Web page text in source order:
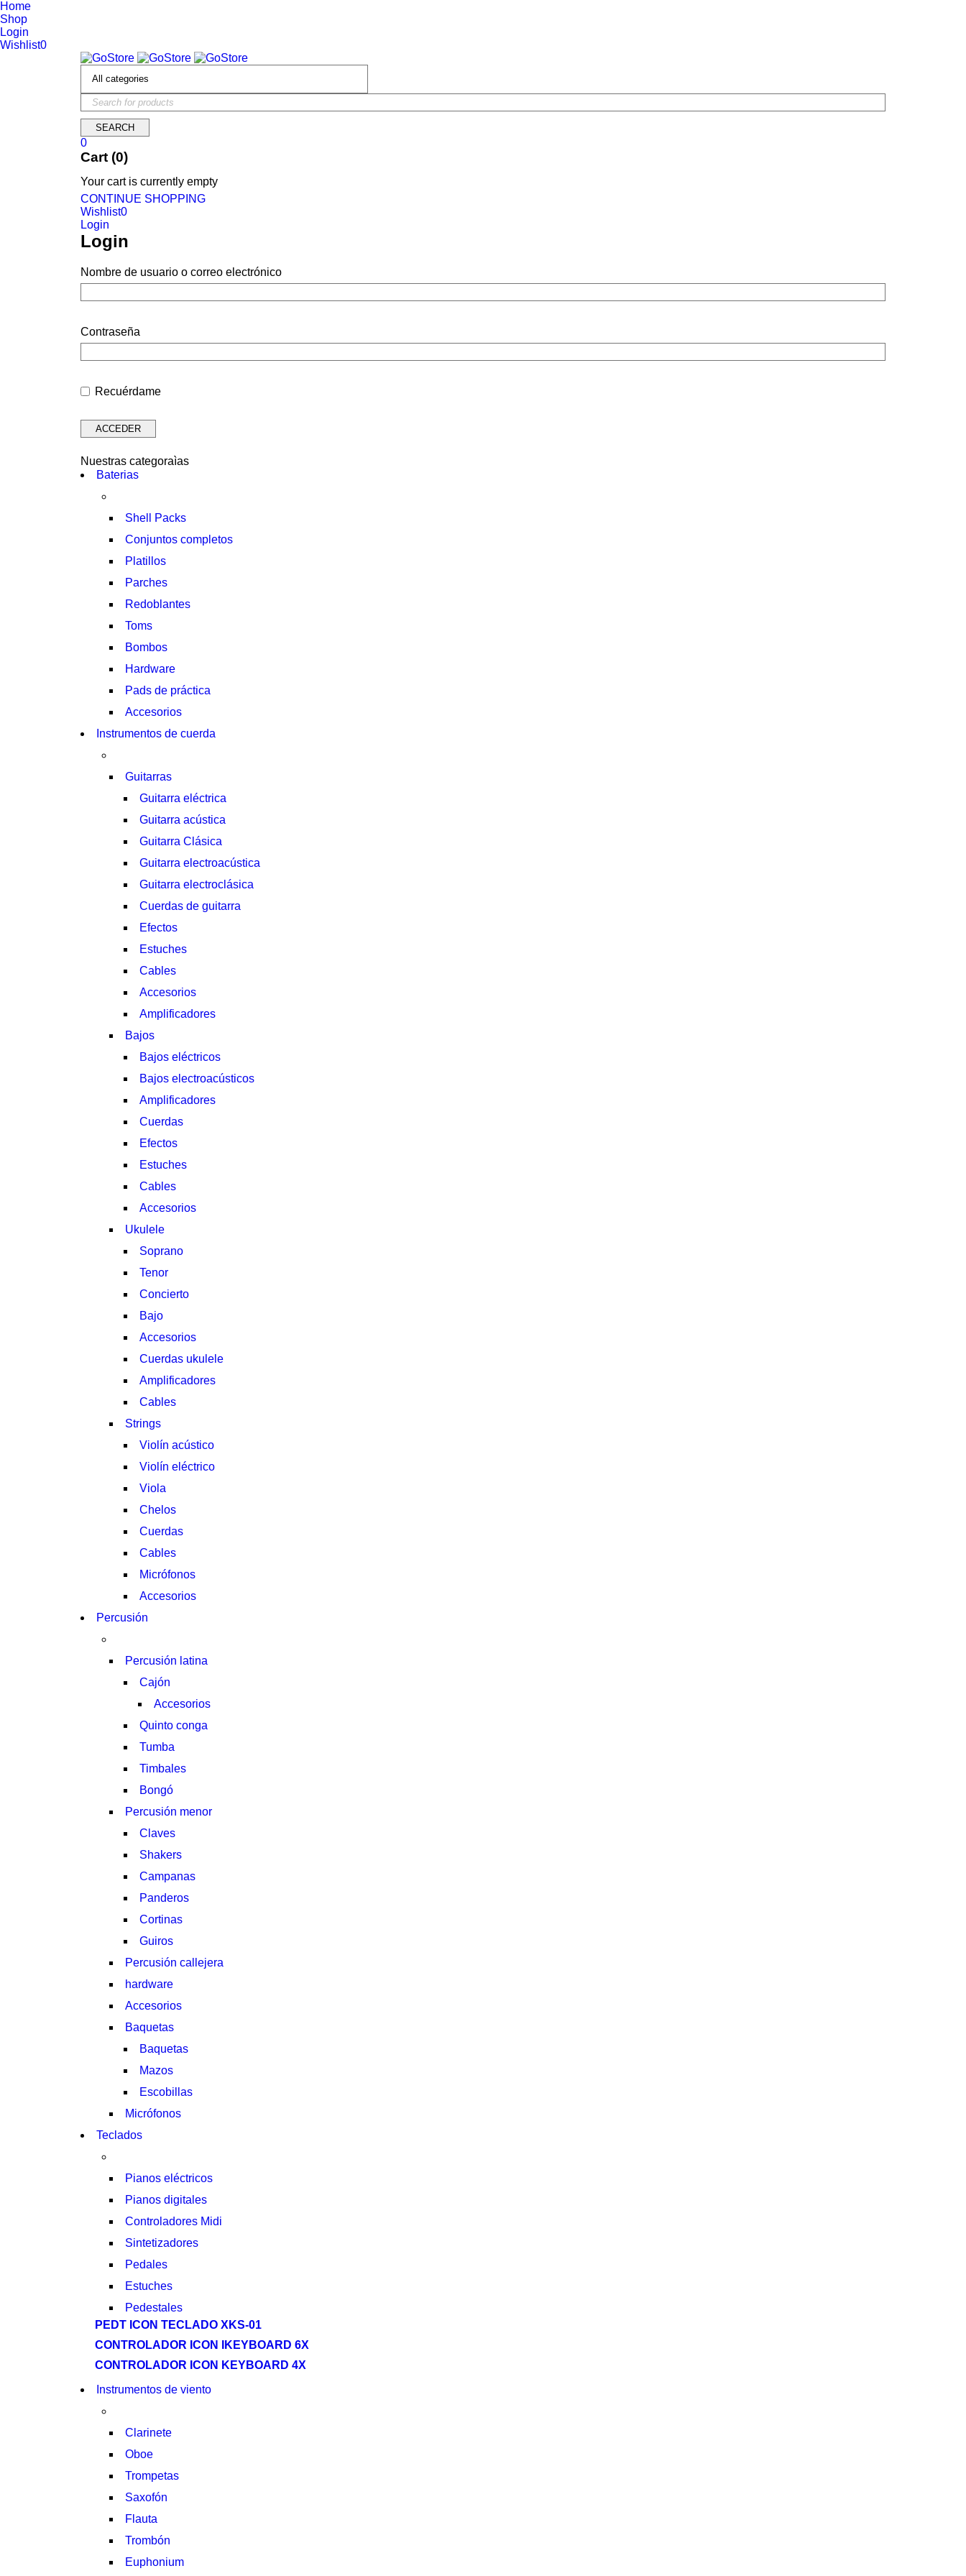
Home
Shop
Login
Wishlist0
0
Cart (0)
Your cart is currently empty
CONTINUE SHOPPING
Wishlist0
Login
Login
Nombre de usuario o correo electrónico
Contraseña
Recuérdame
Nuestras categoraìas
Baterias
Shell Packs
Conjuntos completos
Platillos
Parches
Redoblantes
Toms
Bombos
Hardware
Pads de práctica
Accesorios
Instrumentos de cuerda
Guitarras
Guitarra eléctrica
Guitarra acústica
Guitarra Clásica
Guitarra electroacústica
Guitarra electroclásica
Cuerdas de guitarra
Efectos
Estuches
Cables
Accesorios
Amplificadores
Bajos
Bajos eléctricos
Bajos electroacústicos
Amplificadores
Cuerdas
Efectos
Estuches
Cables
Accesorios
Ukulele
Soprano
Tenor
Concierto
Bajo
Accesorios
Cuerdas ukulele
Amplificadores
Cables
Strings
Violín acústico
Violín eléctrico
Viola
Chelos
Cuerdas
Cables
Micrófonos
Accesorios
Percusión
Percusión latina
Cajón
Accesorios
Quinto conga
Tumba
Timbales
Bongó
Percusión menor
Claves
Shakers
Campanas
Panderos
Cortinas
Guiros
Percusión callejera
hardware
Accesorios
Baquetas
Baquetas
Mazos
Escobillas
Micrófonos
Teclados
Pianos eléctricos
Pianos digitales
Controladores Midi
Sintetizadores
Pedales
Estuches
Pedestales
PEDT ICON TECLADO XKS-01
CONTROLADOR ICON IKEYBOARD 6X
CONTROLADOR ICON KEYBOARD 4X
Instrumentos de viento
Clarinete
Oboe
Trompetas
Saxofón
Flauta
Trombón
Euphonium